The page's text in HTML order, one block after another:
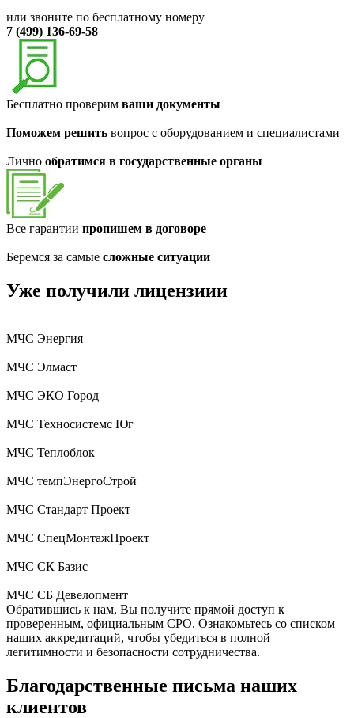
или звоните по бесплатному номеру
7 (499) 136-69-58
Бесплатно проверим ваши документы
Поможем решить вопрос с оборудованием и специалистами
Лично обратимся в государственные органы
Все гарантии пропишем в договоре
Беремся за самые сложные ситуации
Уже получили лицензиии
МЧС Энергия
МЧС Элмаст
МЧС ЭКО Город
МЧС Техносистемс Юг
МЧС Теплоблок
МЧС темпЭнергоСтрой
МЧС Стандарт Проект
МЧС СпецМонтажПроект
МЧС СК Базис
МЧС СБ Девелопмент
Обратившись к нам, Вы получите прямой доступ к
проверенным, официальным СРО. Ознакомьтесь со списком
наших аккредитаций, чтобы убедиться в полной
легитимности и безопасности сотрудничества.
Благодарственные письма наших
клиентов